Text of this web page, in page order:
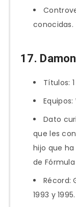
conocidas.
17. Damon
Títulos:
Dato
que les
hijo que
de Fórmula
Récord:
1993 y 1995.